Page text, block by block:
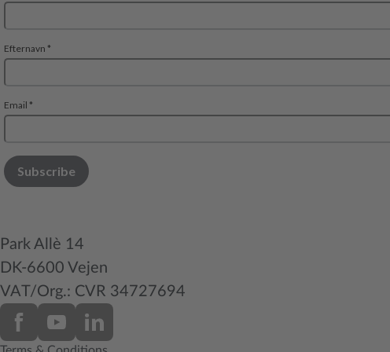
Park Allè 14
DK-6600 Vejen
VAT/Org.: CVR 34727694